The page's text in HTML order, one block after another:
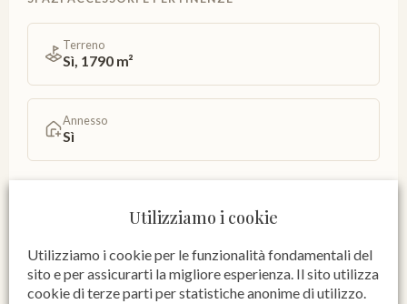
Terreno
Sì, 1790 m²
Annesso
Sì
Assente
Utilizziamo i cookie
Utilizziamo i cookie per le funzionalità fondamentali del
sito e per assicurarti la migliore esperienza. Il sito utilizza
cookie di terze parti per statistiche anonime di utilizzo.